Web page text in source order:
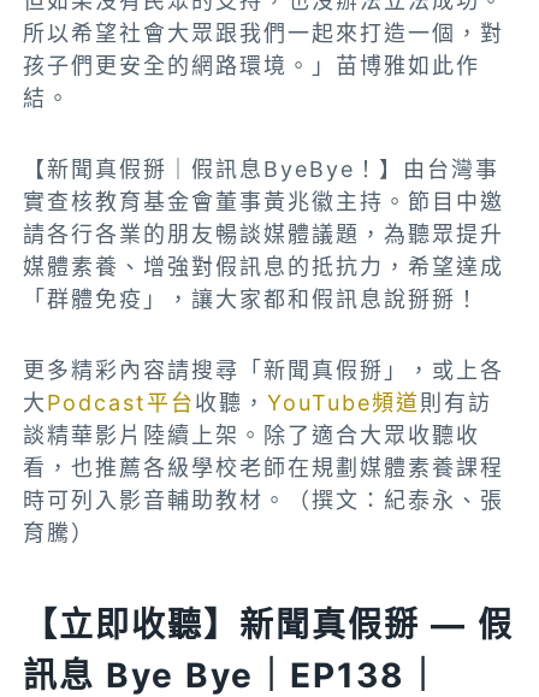
所以希望社會大眾跟我們一起來打造一個，對
孩子們更安全的網路環境。」苗博雅如此作
結。
【新聞真假掰｜假訊息ByeBye！】由台灣事
實查核教育基金會董事黃兆徽主持。節目中邀
請各行各業的朋友暢談媒體議題，為聽眾提升
媒體素養、增強對假訊息的抵抗力，希望達成
「群體免疫」，讓大家都和假訊息說掰掰！
更多精彩內容請搜尋「新聞真假掰」，或上各
大Podcast平台收聽，YouTube頻道則有訪
談精華影片陸續上架。除了適合大眾收聽收
看，也推薦各級學校老師在規劃媒體素養課程
時可列入影音輔助教材。（撰文：紀泰永、張
育騰）
【立即收聽】新聞真假掰 — 假
訊息 Bye Bye｜EP138｜